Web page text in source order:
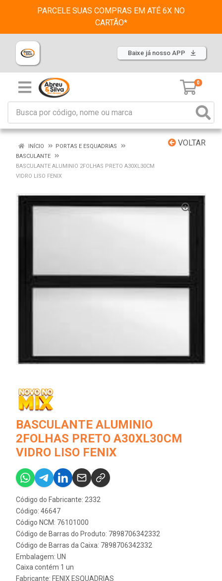
PARCELE SUAS COMPRAS EM ATÉ 6X NO
CARTÃO*
Baixe já nosso APP
0
VOLTAR
INÍCIO
PORTAS E ESQUADRIAS
BASCULANTE
BASCULANTE ALUMINIO 2FOLHAS PRETO A30XL30CM
VIDRO LISO FENIX
BASCULANTE ALUMINIO
2FOLHAS PRETO A30XL30CM
VIDRO LISO FENIX
Código do Fabricante: 2332
Código: 46647
Código NCM: 76101000
Código de Barras do Produto: 7898706342332
Código de Barras da Caixa: 7898706342332
Embalagem: UN
Caixa contém 1 un
Fabricante: FENIX ESQUADRIAS